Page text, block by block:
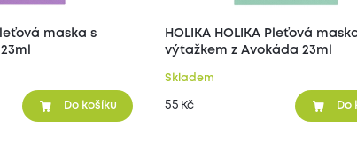
Do košíku
HOLIKA HOLIKA Pleťová maska s
výtažkem z Avokáda 23ml
Skladem
55 Kč Do